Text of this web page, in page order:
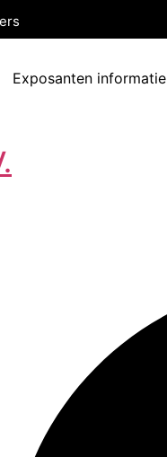
Exposanten informatie